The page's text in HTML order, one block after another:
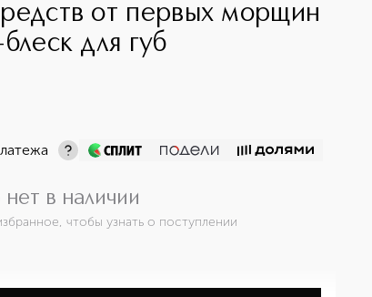
от первых морщин
для губ
в наличии
чтобы узнать о поступлении